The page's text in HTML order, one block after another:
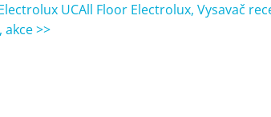
UCAll Floor Electrolux, Vysavač
>>